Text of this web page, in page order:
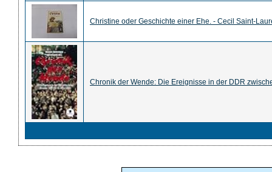
Christine oder Geschichte einer Ehe. - Cecil Saint-
Chronik der Wende: Die Ereignisse in der DDR